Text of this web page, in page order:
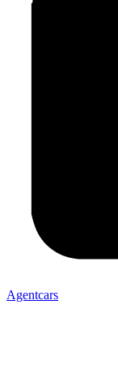
Agentcars